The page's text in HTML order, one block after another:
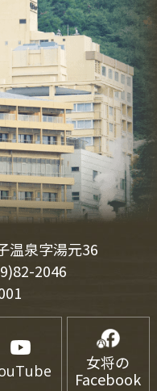
温泉字湯元36
2046
女将の
Facebook